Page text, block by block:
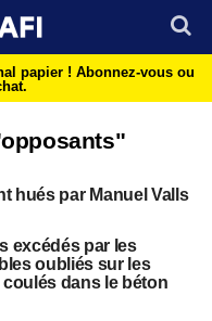
papier ! Abonnez-vous ou
hués par Manuel Valls
excédés par les
oubliés sur les
dans le béton